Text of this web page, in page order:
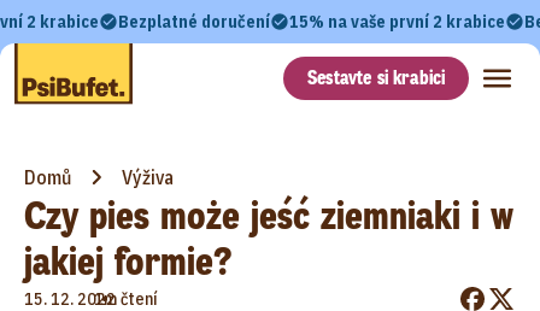
2 krabice Bezplatné doručení 15% na vaše první 2 krabice
Sestavte si krabici
Domů Výživa
Czy pies może jeść ziemniaki i w
jakiej formie?
15. 12. 2022
•
1m čtení